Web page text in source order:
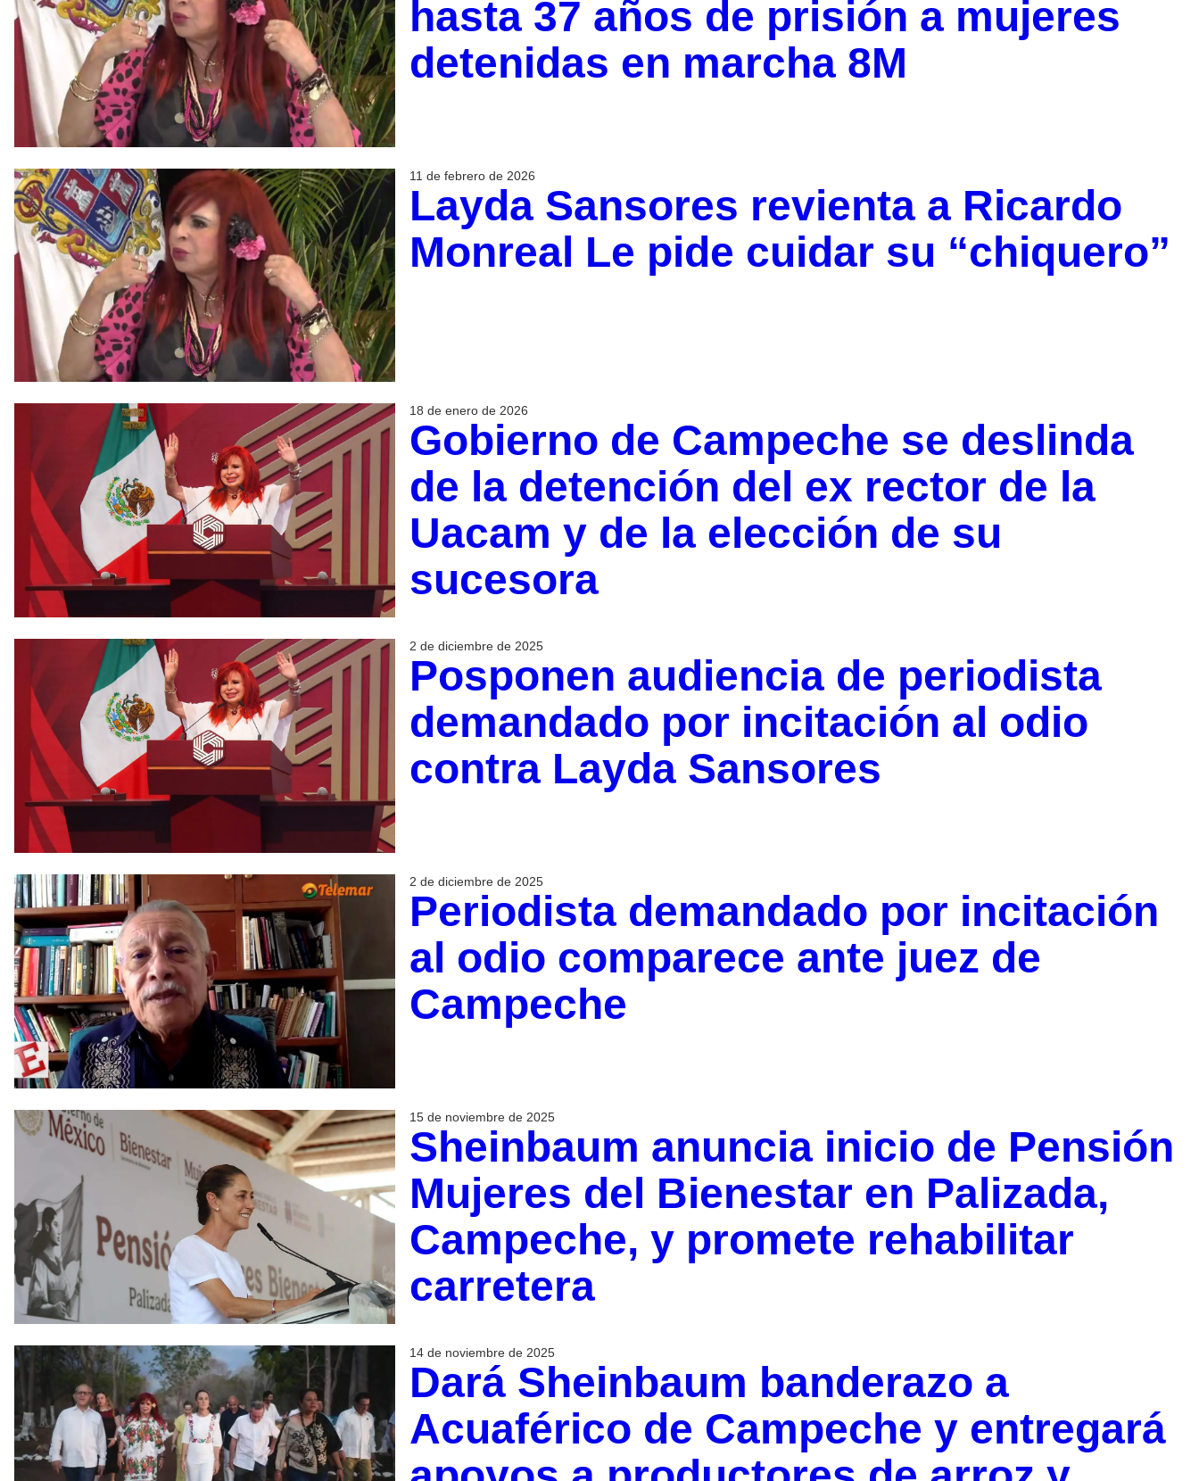
hasta 37 años de prisión a mujeres
detenidas en marcha 8M
11 de febrero de 2026
Layda Sansores revienta a Ricardo
Monreal Le pide cuidar su “chiquero”
18 de enero de 2026
Gobierno de Campeche se deslinda
de la detención del ex rector de la
Uacam y de la elección de su
sucesora
2 de diciembre de 2025
Posponen audiencia de periodista
demandado por incitación al odio
contra Layda Sansores
2 de diciembre de 2025
Periodista demandado por incitación
al odio comparece ante juez de
Campeche
15 de noviembre de 2025
Sheinbaum anuncia inicio de Pensión
Mujeres del Bienestar en Palizada,
Campeche, y promete rehabilitar
carretera
14 de noviembre de 2025
Dará Sheinbaum banderazo a
Acuaférico de Campeche y entregará